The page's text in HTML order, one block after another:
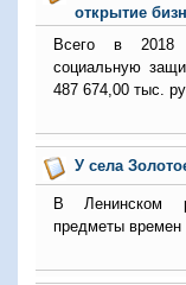
открытие
Всего в 2018
социальную
487 674,00 тыс.
У села
В Ленинском
предметы времен